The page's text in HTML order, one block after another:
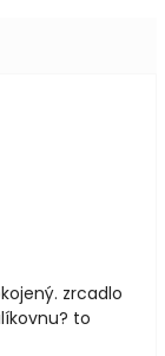
zrcadlo
to